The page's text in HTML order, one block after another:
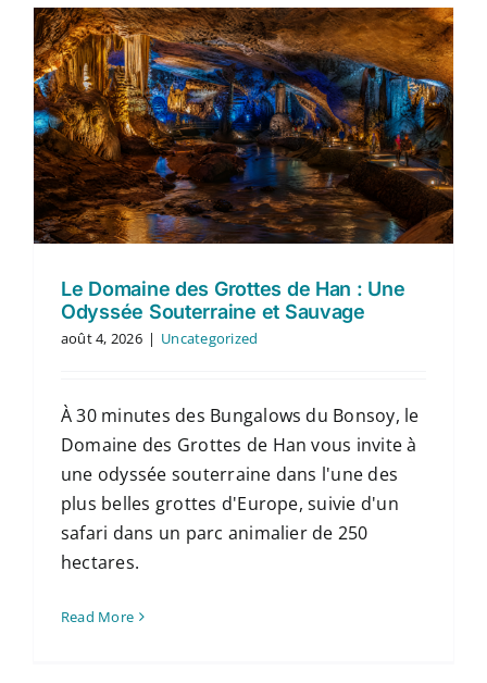
Le Domaine des Grottes de Han : Une
Odyssée Souterraine et Sauvage
août 4, 2026 | Uncategorized
À 30 minutes des Bungalows du Bonsoy, le
Domaine des Grottes de Han vous invite à
une odyssée souterraine dans l'une des
plus belles grottes d'Europe, suivie d'un
safari dans un parc animalier de 250
hectares.
Read More